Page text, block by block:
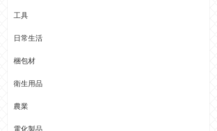
工具
日常生活
梱包材
衛生用品
農業
電化製品